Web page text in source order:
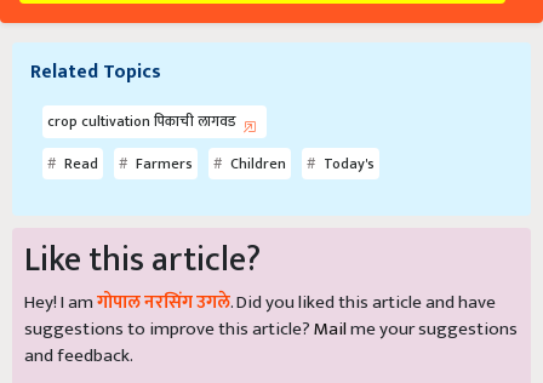
Related Topics
crop cultivation पिकाची लागवड
Read
Farmers Children Today's
Like this article?
Hey! I amगोपाल नरसिंग उगले. Did you liked this article and have
suggestions to improve this article?Mailme your suggestions
and feedback.